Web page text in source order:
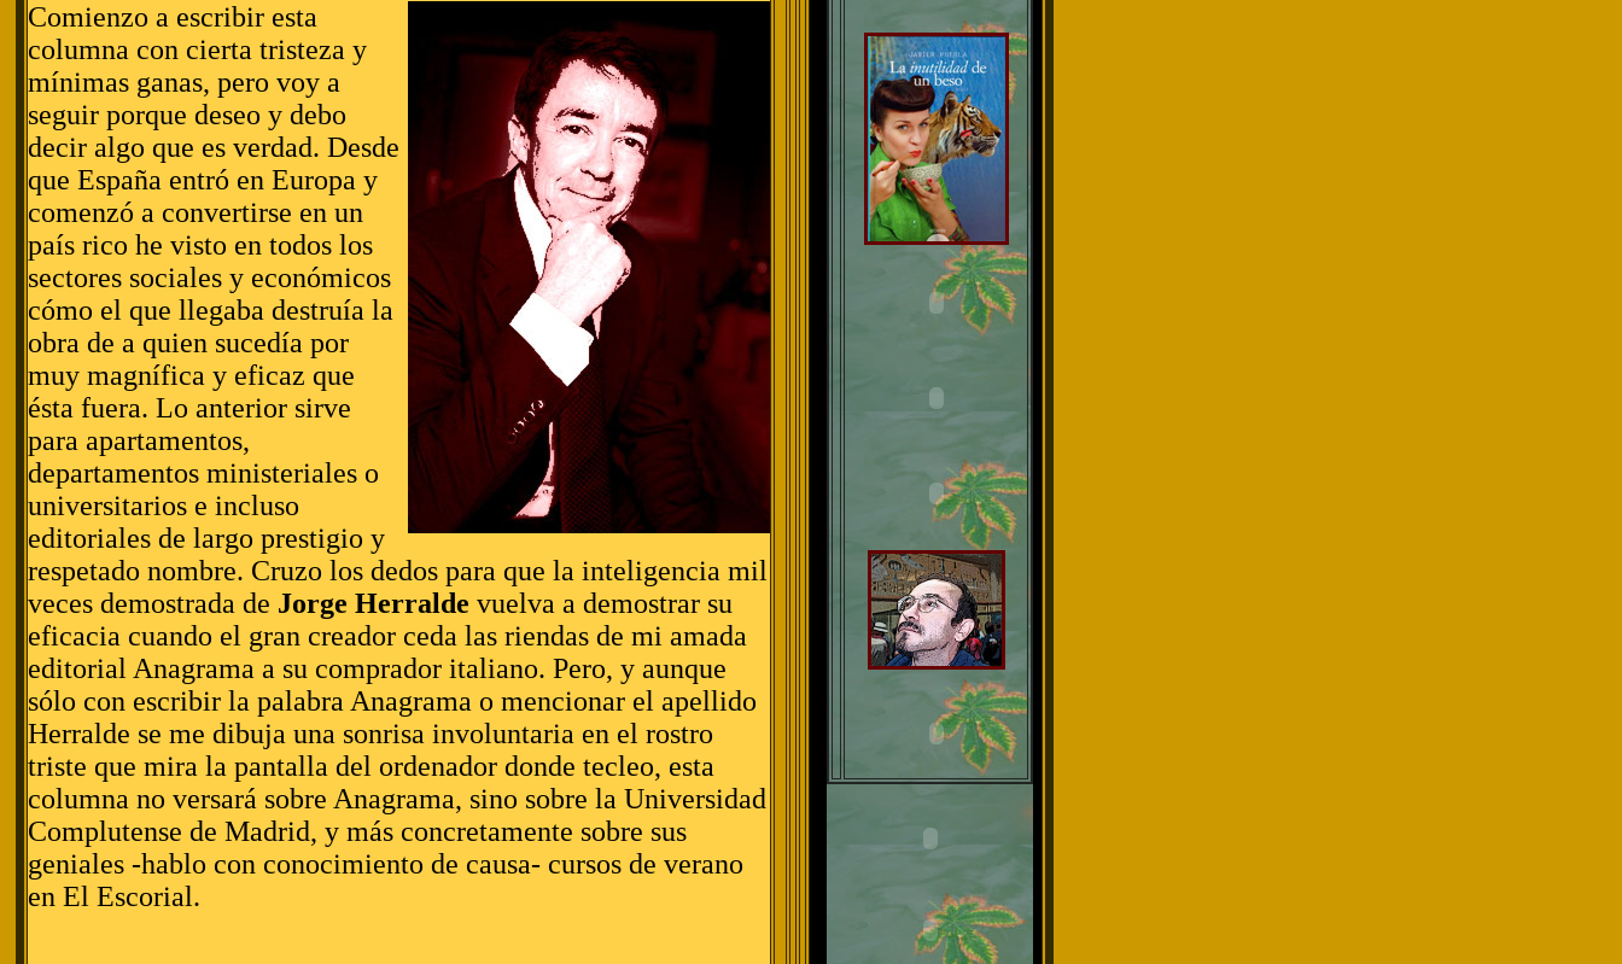
Comienzo a escribir esta
columna con cierta tristeza y
mínimas ganas, pero voy a
seguir porque deseo y debo
decir algo que es verdad. Desde
que España entró en Europa y
comenzó a convertirse en un
país rico he visto en todos los
sectores sociales y económicos
cómo el que llegaba destruía la
obra de a quien sucedía por
muy magnífica y eficaz que
ésta fuera. Lo anterior sirve
para apartamentos,
departamentos ministeriales o
universitarios e incluso
editoriales de largo prestigio y
respetado nombre. Cruzo los dedos para que la inteligencia mil
veces demostrada de Jorge Herralde vuelva a demostrar su
eficacia cuando el gran creador ceda las riendas de mi amada
editorial Anagrama a su comprador italiano. Pero, y aunque
sólo con escribir la palabra Anagrama o mencionar el apellido
Herralde se me dibuja una sonrisa involuntaria en el rostro
triste que mira la pantalla del ordenador donde tecleo, esta
columna no versará sobre Anagrama, sino sobre la Universidad
Complutense de Madrid, y más concretamente sobre sus
geniales -hablo con conocimiento de causa- cursos de verano
en El Escorial.